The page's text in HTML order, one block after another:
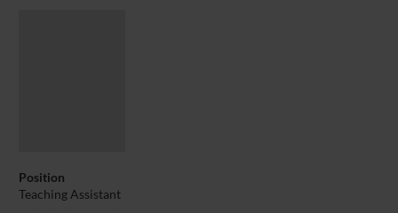
Position
Teaching Assistant